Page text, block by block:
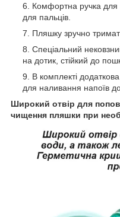
Комфортна ручка для
для пальців.
Пляшку зручно
Спеціальний
на дотик, стійкий до
В комплекті
для наливання напоїв
Широкий отвір для
чищення пляшки при